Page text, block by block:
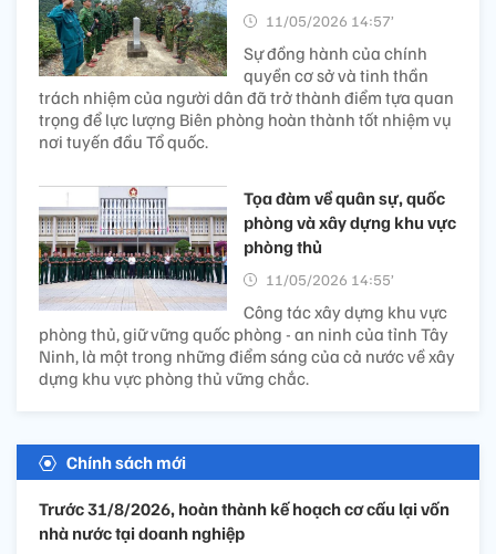
11/05/2026 14:57’
Sự đồng hành của chính
quyền cơ sở và tinh thần
trách nhiệm của người dân đã trở thành điểm tựa quan
trọng để lực lượng Biên phòng hoàn thành tốt nhiệm vụ
nơi tuyến đầu Tổ quốc.
Tọa đàm về quân sự, quốc
phòng và xây dựng khu vực
phòng thủ
11/05/2026 14:55’
Công tác xây dựng khu vực
phòng thủ, giữ vững quốc phòng - an ninh của tỉnh Tây
Ninh, là một trong những điểm sáng của cả nước về xây
dựng khu vực phòng thủ vững chắc.
Chính sách mới
Trước 31/8/2026, hoàn thành kế hoạch cơ cấu lại vốn
nhà nước tại doanh nghiệp